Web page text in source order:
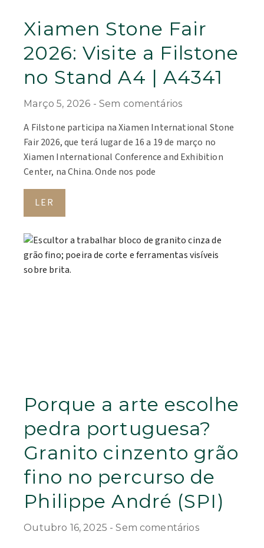
Xiamen Stone Fair
2026: Visite a Filstone
no Stand A4 | A4341
Março 5, 2026 Sem comentários
A Filstone participa na Xiamen International Stone
Fair 2026, que terá lugar de 16 a 19 de março no
Xiamen International Conference and Exhibition
Center, na China. Onde nos pode
LER
Porque a arte escolhe
pedra portuguesa?
Granito cinzento grão
fino no percurso de
Philippe André (SPI)
Outubro 16, 2025 Sem comentários